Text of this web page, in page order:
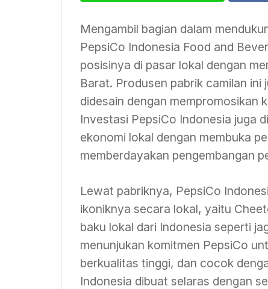
Mengambil bagian dalam
PepsiCo Indonesia Food and
posisinya di pasar lokal dengan
Barat. Produsen pabrik camilan
didesain dengan mempromosikan
Investasi PepsiCo Indonesia juga
ekonomi lokal dengan membuka
memberdayakan pengembangan
Lewat pabriknya, PepsiCo
ikoniknya secara lokal, yaitu
baku lokal dari Indonesia seperti
menunjukan komitmen PepsiCo
berkualitas tinggi, dan cocok
Indonesia dibuat selaras dengan